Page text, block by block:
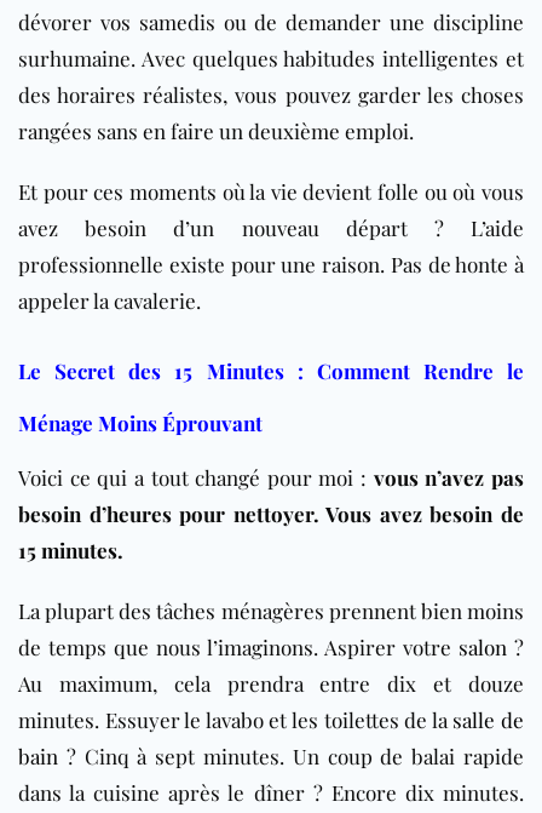
dévorer vos samedis ou de demander une discipline
surhumaine. Avec quelques habitudes intelligentes et
des horaires réalistes, vous pouvez garder les choses
rangées sans en faire un deuxième emploi.
Et pour ces moments où la vie devient folle ou où vous
avez besoin d’un nouveau départ ? L’aide
professionnelle existe pour une raison. Pas de honte à
appeler la cavalerie.
Le Secret des 15 Minutes : Comment Rendre le
Ménage Moins Éprouvant
Voici ce qui a tout changé pour moi : vous n’avez pas
besoin d’heures pour nettoyer. Vous avez besoin de
15 minutes.
La plupart des tâches ménagères prennent bien moins
de temps que nous l’imaginons. Aspirer votre salon ?
Au maximum, cela prendra entre dix et douze
minutes. Essuyer le lavabo et les toilettes de la salle de
bain ? Cinq à sept minutes. Un coup de balai rapide
dans la cuisine après le dîner ? Encore dix minutes.